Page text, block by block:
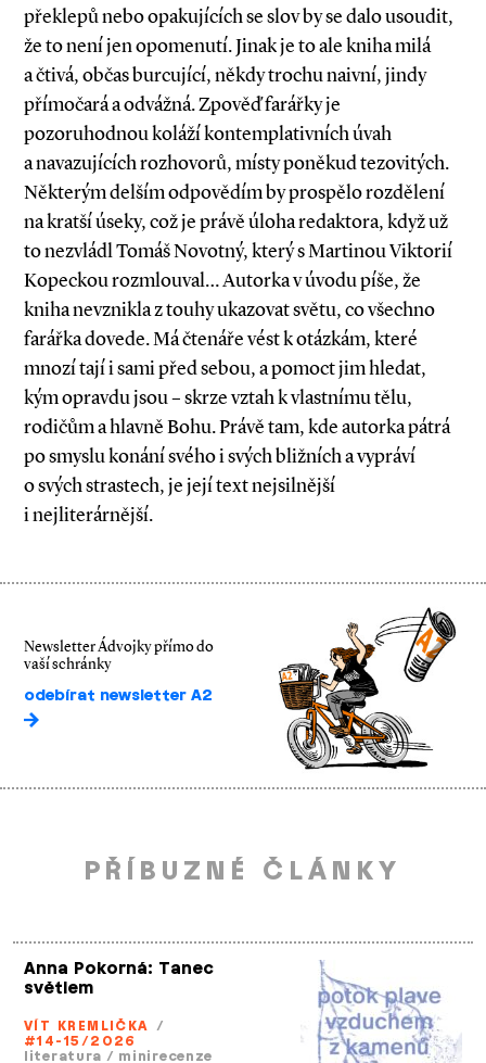
překlepů nebo opakujících se slov by se dalo usoudit,
že to není jen opomenutí. Jinak je to ale kniha milá
a čtivá, občas burcující, někdy trochu naivní, jindy
přímočará a odvážná. Zpověď farářky je
pozoruhodnou koláží kontemplativních úvah
a navazujících rozhovorů, místy poněkud tezovitých.
Některým delším odpovědím by prospělo rozdělení
na kratší úseky, což je právě úloha redaktora, když už
to nezvládl Tomáš Novotný, který s Martinou Viktorií
Kopeckou rozmlouval… Autorka v úvodu píše, že
kniha nevznikla z touhy ukazovat světu, co všechno
farářka dovede. Má čtenáře vést k otázkám, které
mnozí tají i sami před sebou, a pomoct jim hledat,
kým opravdu jsou – skrze vztah k vlastnímu tělu,
rodičům a hlavně Bohu. Právě tam, kde autorka pátrá
po smyslu konání svého i svých bližních a vypráví
o svých strastech, je její text nejsilnější
i nejliterárnější.
Newsletter Ádvojky přímo do
vaší schránky
odebírat newsletter A2
PŘÍBUZNÉ ČLÁNKY
Anna Pokorná: Tanec
světlem
VÍT KREMLIČKA /
#14-15/2026
literatura / minirecenze